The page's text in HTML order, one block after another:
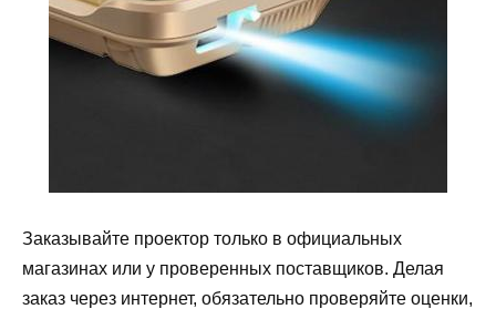
Заказывайте проектор только в официальных
магазинах или у проверенных поставщиков. Делая
заказ через интернет, обязательно проверяйте оценки,